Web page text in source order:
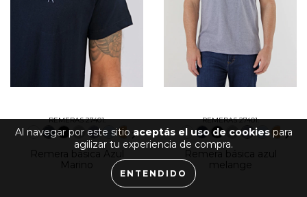
Al navegar por este sitio aceptás el uso de cookiespara
agilizar tu experiencia de compra.
ENTENDIDO
REMERAS 27401:
Remera básica Azul
Marino
REMERAS 27401:
Remera básica azul
melange